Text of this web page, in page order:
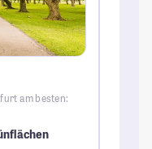
am besten: